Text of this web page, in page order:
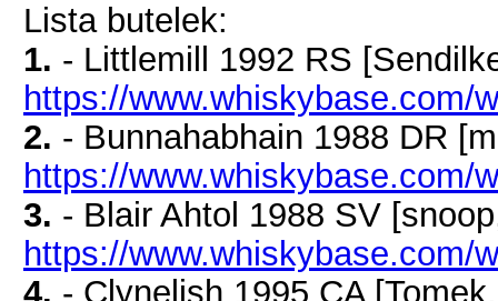
Lista butelek:
1. - Littlemill 1992 RS
https://www.whiskybase.com/
2. - Bunnahabhain 1988 DR
https://www.whiskybase.com/
3. - Blair Ahtol 1988 SV
https://www.whiskybase.com/
4. - Clynelish 1995 CA